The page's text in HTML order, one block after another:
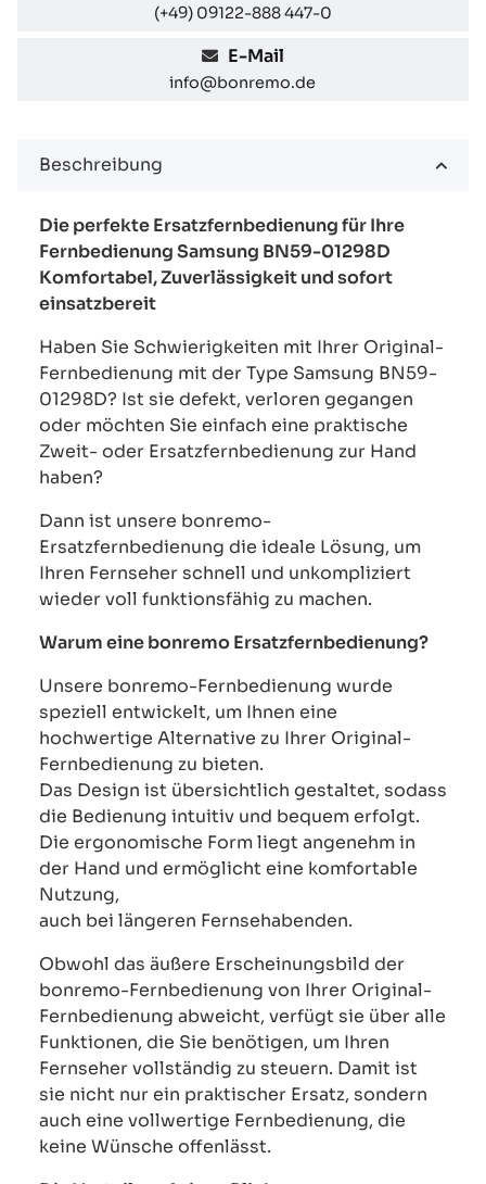
(+49) 09122-888 447-0
E-Mail
info@bonremo.de
Beschreibung
Die perfekte Ersatzfernbedienung für Ihre
Fernbedienung Samsung BN59-01298D
Komfortabel, Zuverlässigkeit und sofort
einsatzbereit
Haben Sie Schwierigkeiten mit Ihrer Original-
Fernbedienung mit der Type Samsung BN59-
01298D? Ist sie defekt, verloren gegangen
oder möchten Sie einfach eine praktische
Zweit- oder Ersatzfernbedienung zur Hand
haben?
Dann ist unsere bonremo-
Ersatzfernbedienung die ideale Lösung, um
Ihren Fernseher schnell und unkompliziert
wieder voll funktionsfähig zu machen.
Warum eine bonremo Ersatzfernbedienung?
Unsere bonremo-Fernbedienung wurde
speziell entwickelt, um Ihnen eine
hochwertige Alternative zu Ihrer Original-
Fernbedienung zu bieten.
Das Design ist übersichtlich gestaltet, sodass
die Bedienung intuitiv und bequem erfolgt.
Die ergonomische Form liegt angenehm in
der Hand und ermöglicht eine komfortable
Nutzung,
auch bei längeren Fernsehabenden.
Obwohl das äußere Erscheinungsbild der
bonremo-Fernbedienung von Ihrer Original-
Fernbedienung abweicht, verfügt sie über alle
Funktionen, die Sie benötigen, um Ihren
Fernseher vollständig zu steuern. Damit ist
sie nicht nur ein praktischer Ersatz, sondern
auch eine vollwertige Fernbedienung, die
keine Wünsche offenlässt.